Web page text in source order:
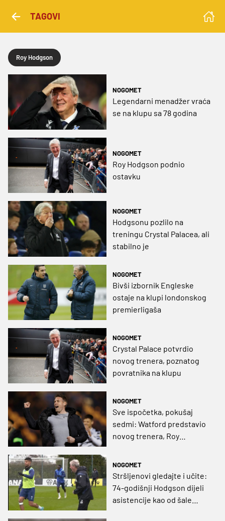
TAGOVI
Roy Hodgson
NOGOMET
Legendarni menadžer vraća
se na klupu sa 78 godina
NOGOMET
Roy Hodgson podnio
ostavku
NOGOMET
Hodgsonu pozlilo na
treningu Crystal Palacea, ali
stabilno je
NOGOMET
Bivši izbornik Engleske
ostaje na klupi londonskog
premierligaša
NOGOMET
Crystal Palace potvrdio
novog trenera, poznatog
povratnika na klupu
NOGOMET
Sve ispočetka, pokušaj
sedmi: Watford predstavio
novog trenera, Roy
NOGOMET
Stršljenovi gledajte i učite:
74-godišnji Hodgson dijeli
asistencije kao od šale